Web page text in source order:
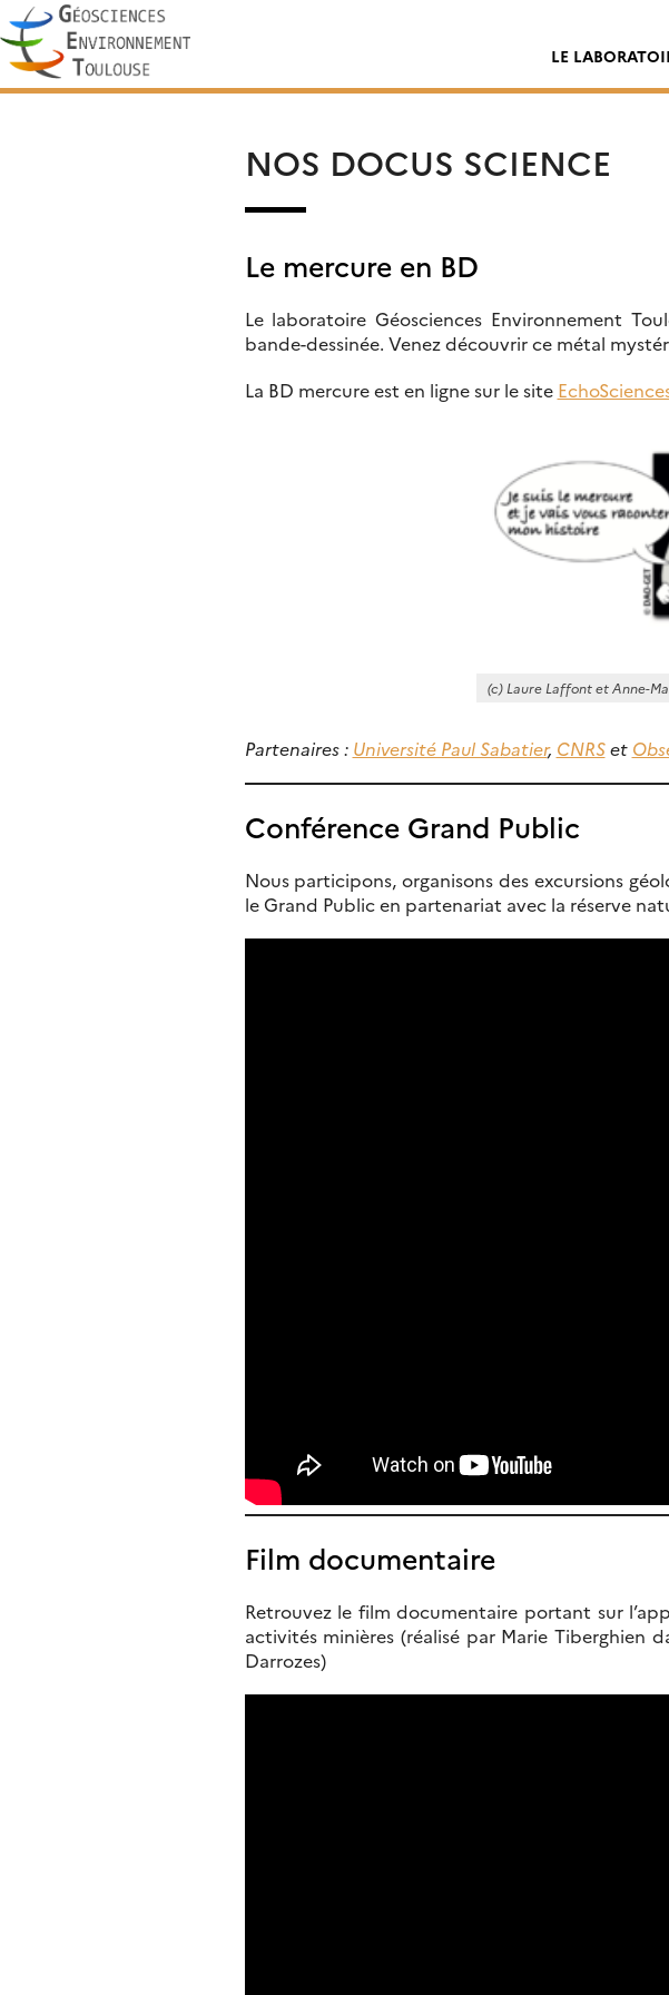
Skip
to
content
LE
NOS DOCUS SCIENCE
Le mercure en BD
Le laboratoire Géosciences Environnement
bande-dessinée. Venez découvrir ce métal
La BD mercure est en ligne sur le site
(c) Laure Laffont et Anne-
Partenaires : Université Paul Sabatier, CNRSet
Conférence Grand Public
Nous participons, organisons des excursions
le Grand Public en partenariat avec la réserve
Film documentaire
Retrouvez le film documentaire portant sur
activités minières (réalisé par Marie Tiberghien
Darrozes)